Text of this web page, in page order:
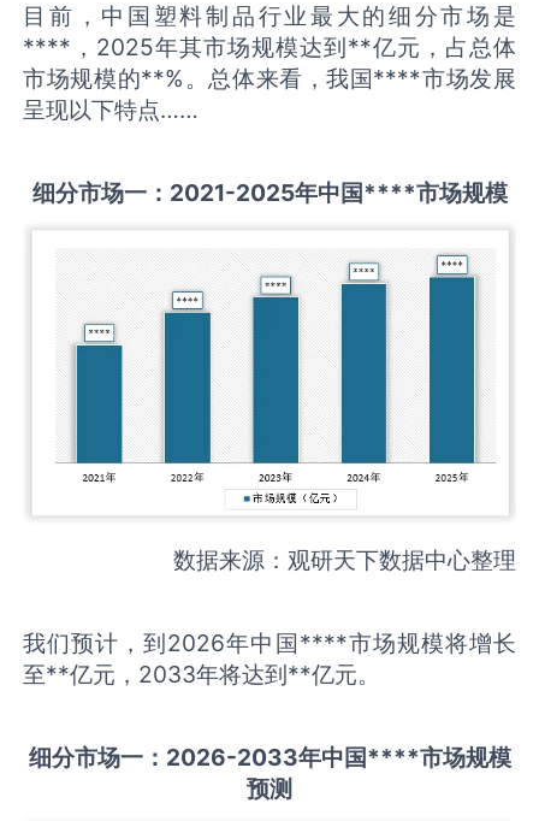
目前，中国塑料制品行业最大的细分市场是
****，2025年其市场规模达到**亿元，占总体
市场规模的**%。总体来看，我国****市场发展
呈现以下特点……
细分市场一： 2021-2025年中国****市场规模
数据来源：观研天下数据中心整理
我们预计，到2026年中国****市场规模将增长
至**亿元，2033年将达到**亿元。
细分市场一： 2026-2033年中国****市场规模
预测